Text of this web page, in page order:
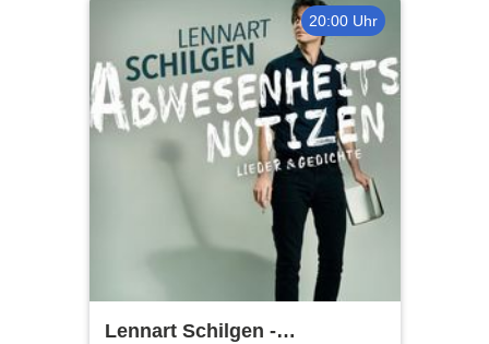
20:00 Uhr
Lennart Schilgen -